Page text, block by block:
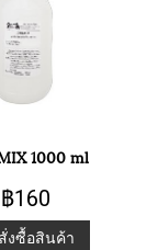
1000 ml
฿160
สั่งซื้อสินค้า